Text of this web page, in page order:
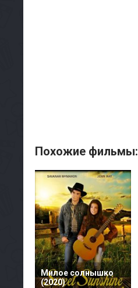
Похожие фильмы:
Милое солнышко
(2020)